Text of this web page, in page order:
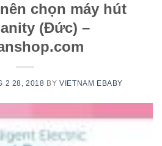
chọn máy hút
(Đức) –
2 28, 2018 BYVIETNAM EBABY